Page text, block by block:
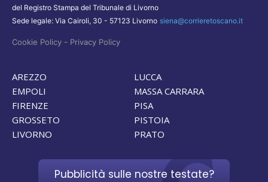
del Registro Stampa del Tribunale di Livorno
Sede legale: Via Cairoli, 30 - 57123 Livorno siena@corrieretoscano.it
Cookie Policy - Privacy Policy
AREZZO
EMPOLI
FIRENZE
GROSSETO
LIVORNO
LUCCA
MASSA CARRARA
PISA
PISTOIA
PRATO
Pubblicità sulle nostre testate?